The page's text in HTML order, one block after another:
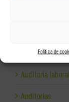
Política de
Área laboral
Auditoría laboral
Auditorías